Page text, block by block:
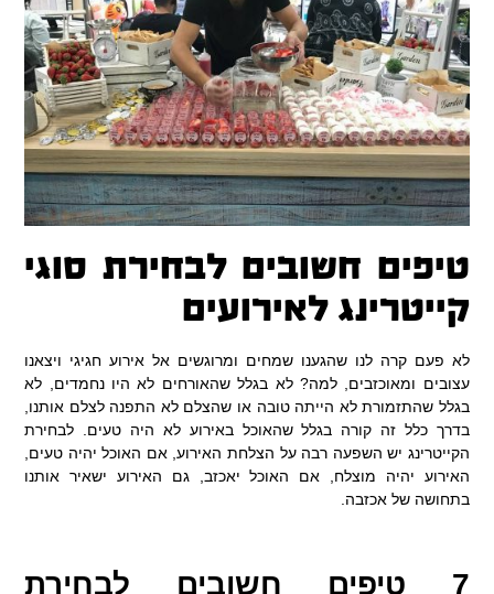
טיפים חשובים לבחירת סוגי
קייטרינג לאירועים
לא פעם קרה לנו שהגענו שמחים ומרוגשים אל אירוע חגיגי ויצאנו
עצובים ומאוכזבים, למה? לא בגלל שהאורחים לא היו נחמדים, לא
בגלל שהתזמורת לא הייתה טובה או שהצלם לא התפנה לצלם אותנו,
בדרך כלל זה קורה בגלל שהאוכל באירוע לא היה טעים. לבחירת
הקייטרינג יש השפעה רבה על הצלחת האירוע, אם האוכל יהיה טעים,
האירוע יהיה מוצלח, אם האוכל יאכזב, גם האירוע ישאיר אותנו
בתחושה של אכזבה.
7 טיפים חשובים לבחירת